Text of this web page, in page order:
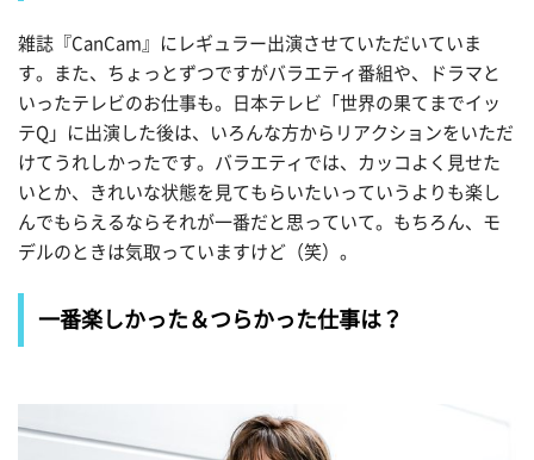
雑誌『CanCam』にレギュラー出演させていただいていま
す。また、ちょっとずつですがバラエティ番組や、ドラマと
いったテレビのお仕事も。日本テレビ「世界の果てまでイッ
テQ」に出演した後は、いろんな方からリアクションをいただ
けてうれしかったです。バラエティでは、カッコよく見せた
いとか、きれいな状態を見てもらいたいっていうよりも楽し
んでもらえるならそれが一番だと思っていて。もちろん、モ
デルのときは気取っていますけど（笑）。
一番楽しかった＆つらかった仕事は？